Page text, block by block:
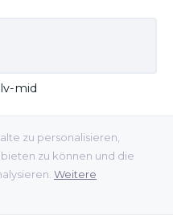
zu personalisieren,
zu können und die
Weitere
mid